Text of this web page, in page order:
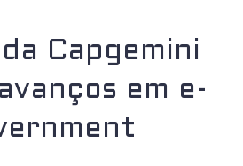
Capgemini
em e-